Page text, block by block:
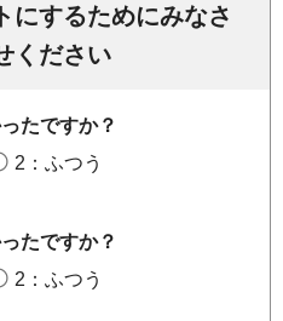
にするためにみなさ
ください
たですか？
2：ふつう
たですか？
2：ふつう